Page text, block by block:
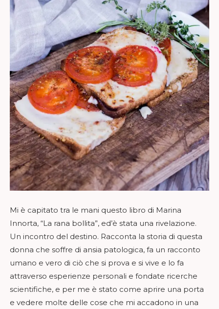
Mi è capitato tra le mani questo libro di Marina
Innorta, “La rana bollita”, ed’è stata una rivelazione.
Un incontro del destino. Racconta la storia di questa
donna che soffre di ansia patologica, fa un racconto
umano e vero di ciò che si prova e si vive e lo fa
attraverso esperienze personali e fondate ricerche
scientifiche, e per me è stato come aprire una porta
e vedere molte delle cose che mi accadono in una